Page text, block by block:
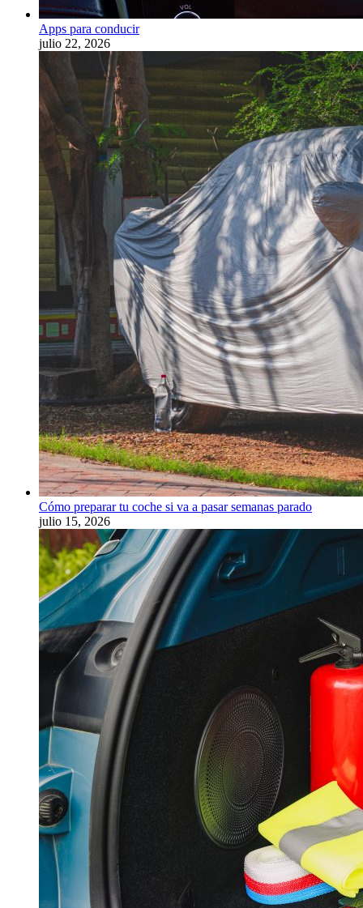
Apps para conducir
julio 22, 2026
Cómo preparar tu coche si va a pasar semanas parado
julio 15, 2026